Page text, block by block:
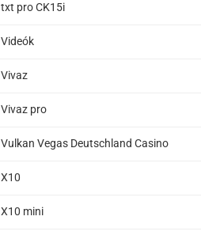
txt pro CK15i
Videók
Vivaz
Vivaz pro
Vulkan Vegas Deutschland Casino
X10
X10 mini